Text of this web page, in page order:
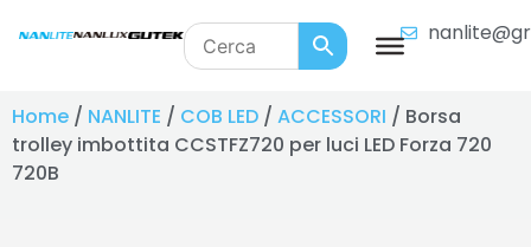
Home / NANLITE / COB LED / ACCESSORI / Borsa
trolley imbottita CCSTFZ720 per luci LED Forza 720
720B